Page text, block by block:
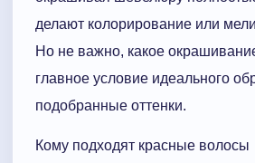
делают колорирование или
Но не важно, какое
главное условие идеального
подобранные оттенки.
Кому подходят красные волосы